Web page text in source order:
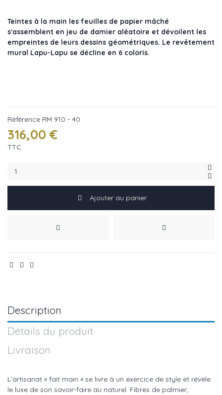
Teintes à la main les feuilles de papier mâché
s'assemblent en jeu de damier aléatoire et dévoilent les
empreintes de leurs dessins géométriques. Le revêtement
mural Lapu-Lapu se décline en 6 coloris.
Référence RM 910 - 40
316,00 €
TTC
Ajouter au panier
Description
Détails du produit
Livraison
L’artisanat « fait main » se livre à un exercice de style et révèle
le luxe de son savoir-faire au naturel. Fibres de palmier,